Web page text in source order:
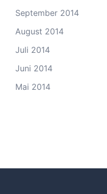
September 2014
August 2014
Juli 2014
Juni 2014
Mai 2014